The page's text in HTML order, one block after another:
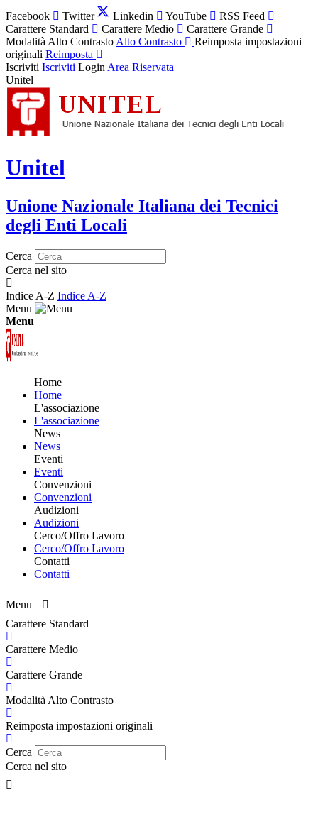
Facebook Twitter Linkedin YouTube
RSS Feed
Carattere Standard
Carattere Medio
Carattere Grande
Modalità Alto Contrasto Alto Contrasto
Reimposta impostazioni
originali Reimposta
Iscriviti Iscriviti Login Area Riservata
Unitel
Unitel
Unione Nazionale Italiana dei Tecnici
degli Enti Locali
Cerca
Cerca nel sito
Indice A-Z Indice A-Z
Menu
Menu
Home
Home
L'associazione
L'associazione
News
News
Eventi
Eventi
Convenzioni
Convenzioni
Audizioni
Audizioni
Cerco/Offro Lavoro
Cerco/Offro Lavoro
Contatti
Contatti
Menu
Carattere Standard
Carattere Medio
Carattere Grande
Modalità Alto Contrasto
Reimposta impostazioni originali
Cerca
Cerca nel sito